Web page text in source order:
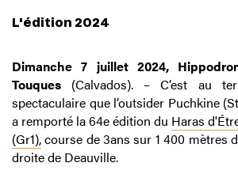
L'édition 2024
Dimanche 7 juillet 2024,
Touques (Calvados). – C’est au
spectaculaire que l’outsider Puchkine
a remporté la 64e édition du Haras
(Gr1),course de 3ans sur 1 400 mètres
droite de Deauville.